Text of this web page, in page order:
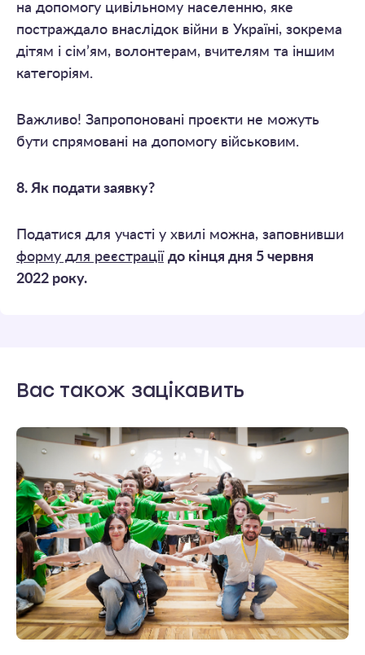
на допомогу цивільному населенню, яке
постраждало внаслідок війни в Україні, зокрема
дітям і сім’ям, волонтерам, вчителям та іншим
категоріям.
Важливо! Запропоновані проєкти не можуть
бути спрямовані на допомогу військовим.
8. Як подати заявку?
Податися для участі у хвилі можна, заповнивши
форму для реєстрації до кінця дня 5 червня
2022 року.
Вас також зацікавить